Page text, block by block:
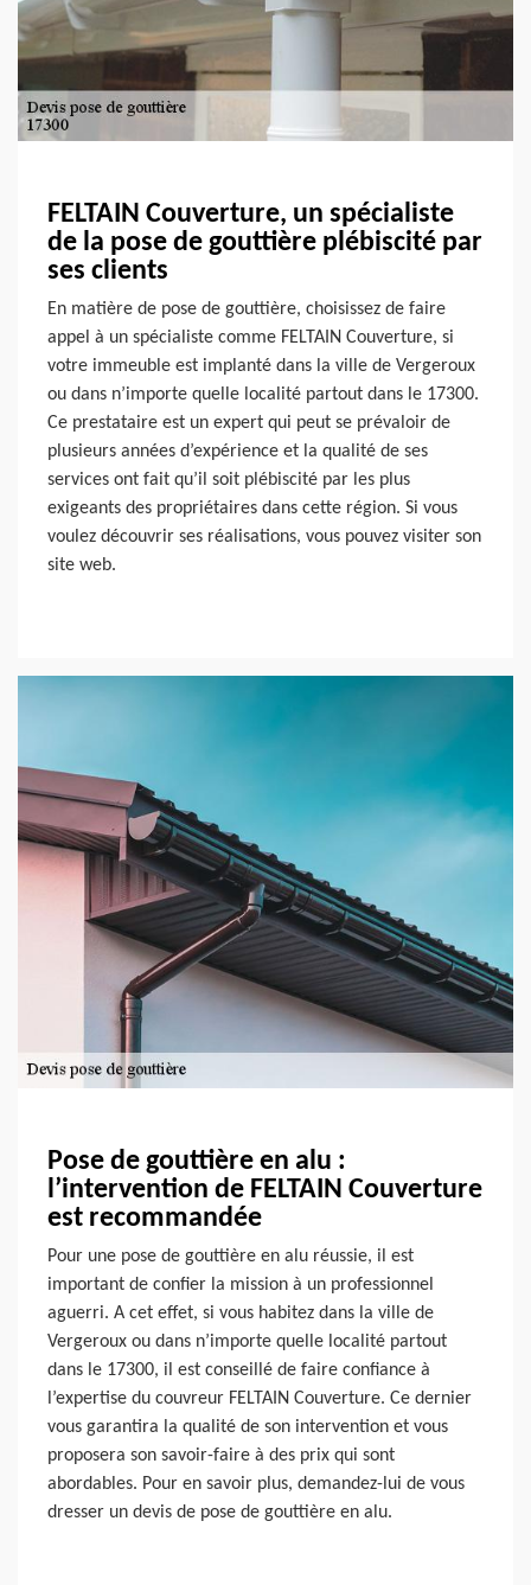
FELTAIN Couverture, un spécialiste
de la pose de gouttière plébiscité par
ses clients
En matière de pose de gouttière, choisissez de faire
appel à un spécialiste comme FELTAIN Couverture, si
votre immeuble est implanté dans la ville de Vergeroux
ou dans n’importe quelle localité partout dans le 17300.
Ce prestataire est un expert qui peut se prévaloir de
plusieurs années d’expérience et la qualité de ses
services ont fait qu’il soit plébiscité par les plus
exigeants des propriétaires dans cette région. Si vous
voulez découvrir ses réalisations, vous pouvez visiter son
site web.
Pose de gouttière en alu :
l’intervention de FELTAIN Couverture
est recommandée
Pour une pose de gouttière en alu réussie, il est
important de confier la mission à un professionnel
aguerri. A cet effet, si vous habitez dans la ville de
Vergeroux ou dans n’importe quelle localité partout
dans le 17300, il est conseillé de faire confiance à
l’expertise du couvreur FELTAIN Couverture. Ce dernier
vous garantira la qualité de son intervention et vous
proposera son savoir-faire à des prix qui sont
abordables. Pour en savoir plus, demandez-lui de vous
dresser un devis de pose de gouttière en alu.